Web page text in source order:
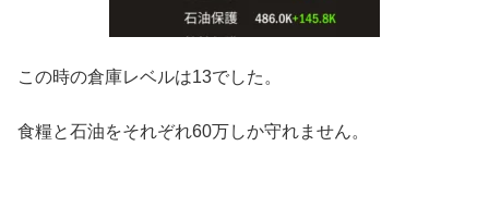
この時の倉庫レベルは13でした。
食糧と石油をそれぞれ60万しか守れません。